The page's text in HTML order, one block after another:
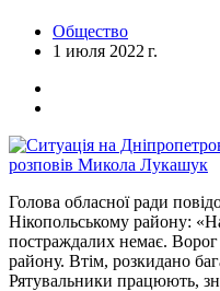
Общество
1 июля 2022 г.
Голова обласної ради
Нікопольському району:
постраждалих немає.
району. Втім, розкидано
Рятувальники працюють,